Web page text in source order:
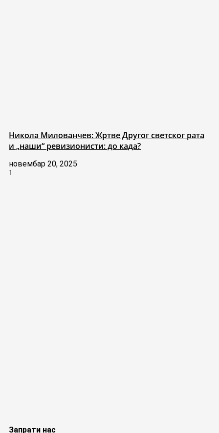
Никола Милованчев: Жртве Другог светског рата
и „наши“ ревизионисти: до када?
новембар 20, 2025
Запрати нас